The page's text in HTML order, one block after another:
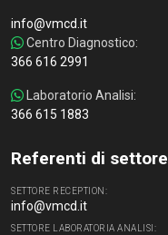
info@vmcd.it
Centro Diagnostico:
366 616 2991
Laboratorio Analisi:
366 615 1883
Referenti di settore
SETTORE RECEPTION:
info@vmcd.it
SETTORE LABORATORIA ANALISI: